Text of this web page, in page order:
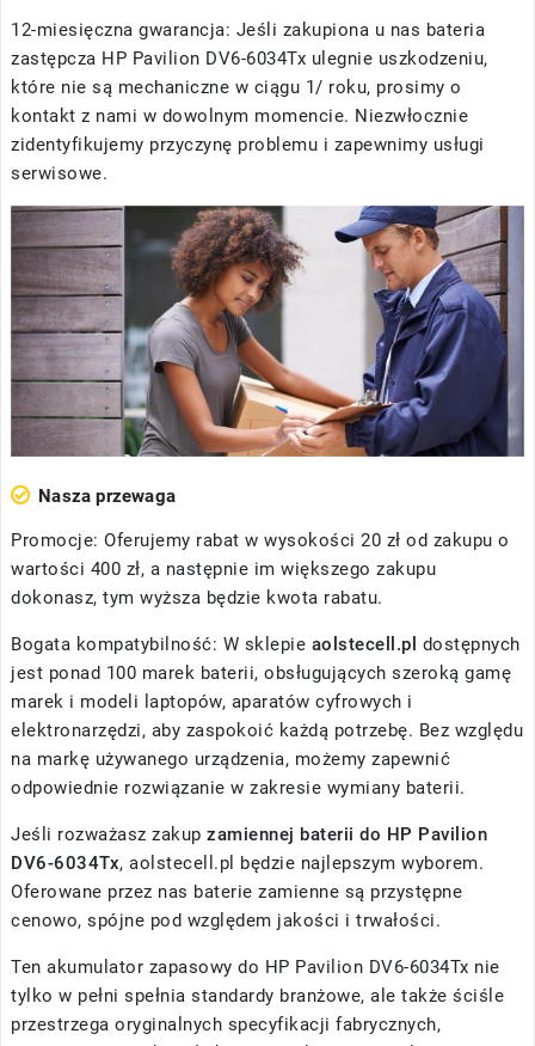
12-miesięczna gwarancja: Jeśli zakupiona u nas bateria
zastępcza HP Pavilion DV6-6034Tx ulegnie uszkodzeniu,
które nie są mechaniczne w ciągu 1/ roku, prosimy o
kontakt z nami w dowolnym momencie. Niezwłocznie
zidentyfikujemy przyczynę problemu i zapewnimy usługi
serwisowe.
Nasza przewaga
Promocje: Oferujemy rabat w wysokości 20 zł od zakupu o
wartości 400 zł, a następnie im większego zakupu
dokonasz, tym wyższa będzie kwota rabatu.
Bogata kompatybilność: W sklepie aolstecell.pl dostępnych
jest ponad 100 marek baterii, obsługujących szeroką gamę
marek i modeli laptopów, aparatów cyfrowych i
elektronarzędzi, aby zaspokoić każdą potrzebę. Bez względu
na markę używanego urządzenia, możemy zapewnić
odpowiednie rozwiązanie w zakresie wymiany baterii.
Jeśli rozważasz zakup zamiennej baterii do HP Pavilion
DV6-6034Tx, aolstecell.pl będzie najlepszym wyborem.
Oferowane przez nas baterie zamienne są przystępne
cenowo, spójne pod względem jakości i trwałości.
Ten akumulator zapasowy do HP Pavilion DV6-6034Tx nie
tylko w pełni spełnia standardy branżowe, ale także ściśle
przestrzega oryginalnych specyfikacji fabrycznych,